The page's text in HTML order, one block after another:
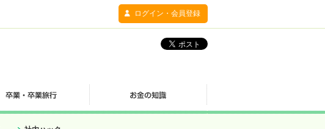
ログイン・会員登録